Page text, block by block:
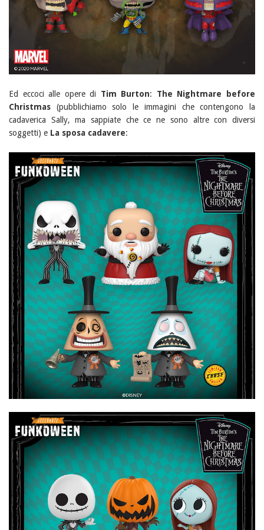
Ed eccoci alle opere di Tim Burton: The Nightmare before
Christmas (pubblichiamo solo le immagini che contengono la
cadaverica Sally, ma sappiate che ce ne sono altre con diversi
soggetti) e La sposa cadavere: